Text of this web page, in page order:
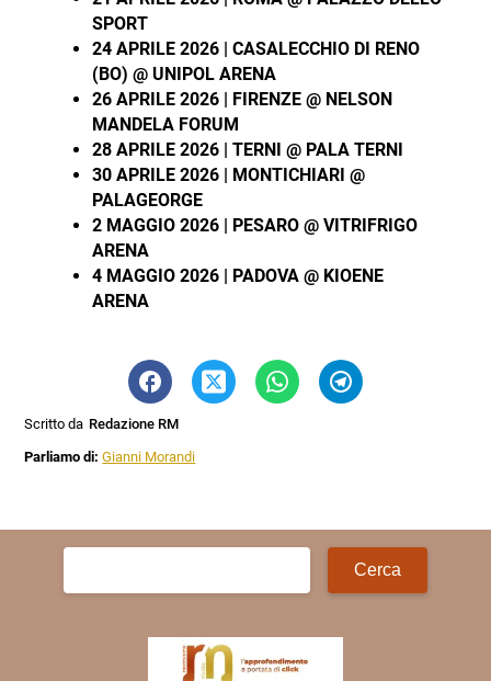
SPORT
24 APRILE 2026 | CASALECCHIO DI RENO
(BO) @ UNIPOL ARENA
26 APRILE 2026 | FIRENZE @ NELSON
MANDELA FORUM
28 APRILE 2026 | TERNI @ PALA TERNI
30 APRILE 2026 | MONTICHIARI @
PALAGEORGE
2 MAGGIO 2026 | PESARO @ VITRIFRIGO
ARENA
4 MAGGIO 2026 | PADOVA @ KIOENE
ARENA
Scritto da Redazione RM
Parliamo di:Gianni Morandi
Ricerca